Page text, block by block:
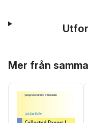
Mer från